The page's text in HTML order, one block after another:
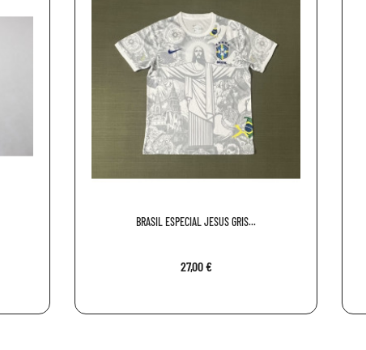
BRASIL ESPECIAL JESUS GRIS...
27,00 €